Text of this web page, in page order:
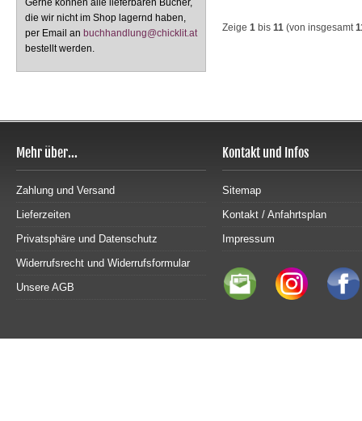
Gerne können alle lieferbaren Bücher,
die wir nicht im Shop lagernd haben,
per Email an buchhandlung@chicklit.at
bestellt werden.
Zeige 1 bis 11 (von insgesamt
Mehr über...
Zahlung und Versand
Lieferzeiten
Privatsphäre und Datenschutz
Widerrufsrecht und Widerrufsformular
Unsere AGB
Kontakt und Infos
Sitemap
Kontakt / Anfahrtsplan
Impressum